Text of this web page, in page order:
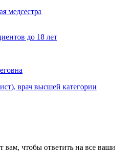
медсестра
до 18 лет
врач высшей категории
вам, чтобы ответить на все ваши